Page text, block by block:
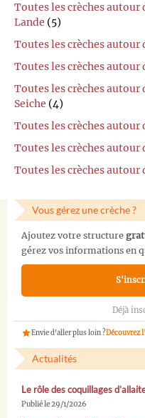
Toutes les crèches
Lande (5)
Toutes les crèches autour
Toutes les crèches autour
Toutes les crèches
Seiche (4)
Toutes les crèches autour
Toutes les crèches autour
Toutes les crèches autour
Vous gérez une crèche ?
Ajoutez votre structure
gérez vos informations en
Déjà
Envie d'aller plus loin ?Découvrez
Actualités
Le rôle des coquillages
Publié le 29/1/2026